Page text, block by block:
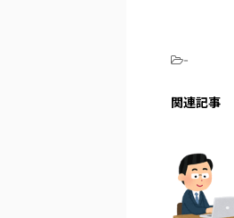
-
関連記事